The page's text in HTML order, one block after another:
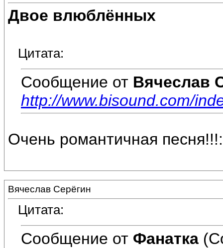
Двое влюблённых
Цитата:
Сообщение от Вячеслав
http://www.bisound.com/
Очень романтичная
Вячеслав Серёгин
Цитата:
Сообщение от Фанатка